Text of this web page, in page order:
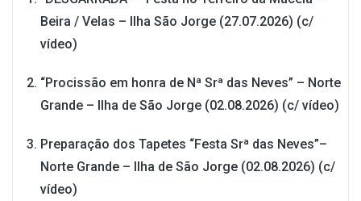
Beira / Velas – Ilha São Jorge (27.07.2026) (c/
vídeo)
“Procissão em honra de Nª Srª das Neves” – Norte
Grande – Ilha de São Jorge (02.08.2026) (c/ vídeo)
Preparação dos Tapetes “Festa Srª das Neves”–
Norte Grande – Ilha de São Jorge (02.08.2026) (c/
vídeo)